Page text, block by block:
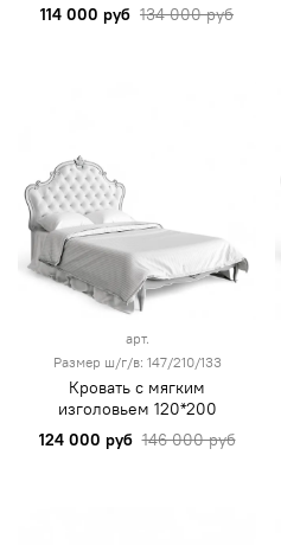
114 000 руб 134 000 руб
арт.
Размер ш/г/в: 147/210/133
Кровать с мягким
изголовьем 120*200
124 000 руб 146 000 руб